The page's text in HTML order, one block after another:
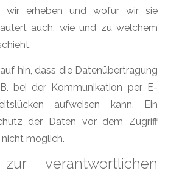
wir erheben und wofür wir sie
auch, wie und zu welchem
hin, dass die Datenübertragung
bei der Kommunikation per E-
aufweisen kann. Ein
der Daten vor dem Zugriff
möglich.
verantwortlichen